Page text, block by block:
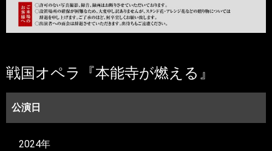
戦国オペラ『本能寺が燃える』
公演日
2024年